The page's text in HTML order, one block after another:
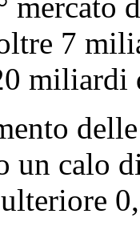
7
miliardi
delle
un calo